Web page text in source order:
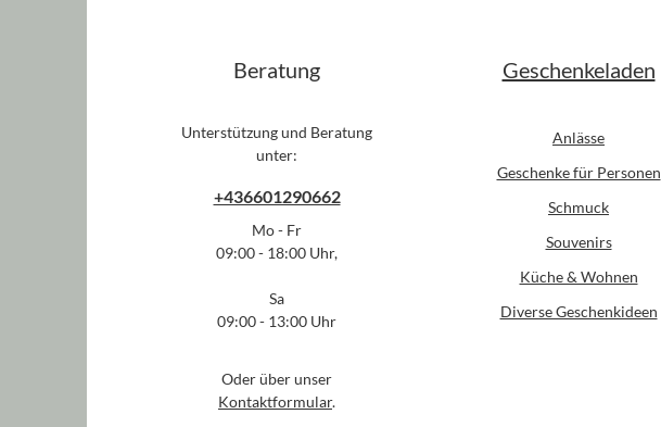
Beratung
Unterstützung und Beratung
unter:
+436601290662
Mo - Fr
09:00 - 18:00 Uhr,
Sa
09:00 - 13:00 Uhr
Oder über unser
Kontaktformular.
Geschenkeladen
Anlässe
Geschenke für Personen
Schmuck
Souvenirs
Küche & Wohnen
Diverse Geschenkideen